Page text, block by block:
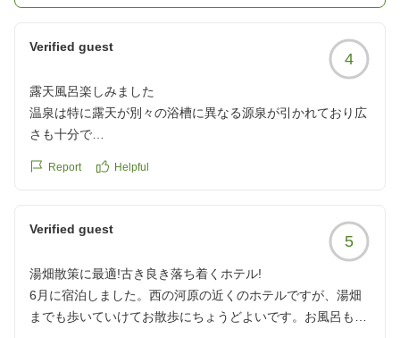
Verified guest
4
露天風呂楽しみました
温泉は特に露天が別々の浴槽に異なる源泉が引かれており広
さも十分で
PH2弱で超酸性ですがピリッとは感じなかった
見栄えのする古い建物ですが中は完璧にリフォームされてて
新築みたいです。とても良い部屋でした
Report Helpful
Verified guest
5
湯畑散策に最適!古き良き落ち着くホテル!
6月に宿泊しました。西の河原の近くのホテルですが、湯畑
までも歩いていけてお散歩にちょうどよいです。お風呂も露